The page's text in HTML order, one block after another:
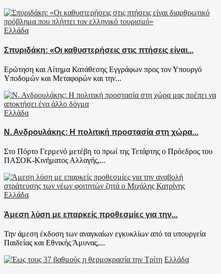
Ελλάδα
Σπυριδάκη: «Οι καθυστερήσεις στις πτήσεις είναι...
Ερώτηση και Αίτημα Κατάθεσης Εγγράφων προς τον Υπουργό
Υποδομών και Μεταφορών και την...
Ελλάδα
Ν. Ανδρουλάκης: Η πολιτική προστασία στη χώρα...
Στο Πόρτο Γερμενό μετέβη το πρωί της Τετάρτης ο Πρόεδρος του
ΠΑΣΟΚ-Κινήματος Αλλαγής,...
Ελλάδα
Άμεση λύση με επαρκείς προθεσμίες για την...
Την άμεση έκδοση των αναγκαίων εγκυκλίων από τα υπουργεία
Παιδείας και Εθνικής Άμυνας,...
Ελλάδα